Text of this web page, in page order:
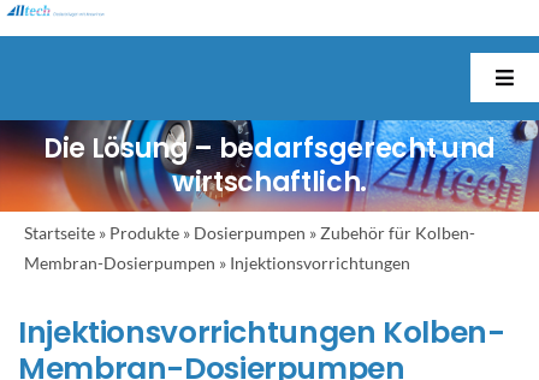
Skip
Startseite
Unternehmen
Die Lösung – bedarfsgerecht und
wirtschaftlich.
Startseite » Produkte » Dosierpumpen » Zubehör für Kolben-
Membran-Dosierpumpen » Injektionsvorrichtungen
Injektionsvorrichtungen Kolben-
Membran-Dosierpumpen